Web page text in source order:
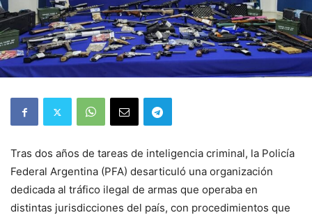
Tras dos años de tareas de inteligencia criminal, la Policía
Federal Argentina (PFA) desarticuló una organización
dedicada al tráfico ilegal de armas que operaba en
distintas jurisdicciones del país, con procedimientos que